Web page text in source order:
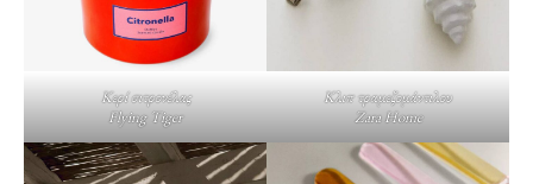
Κερί σιτρονέλας
Flying Tiger
Κλιπ τραμεζομάντιλου
Zara Home